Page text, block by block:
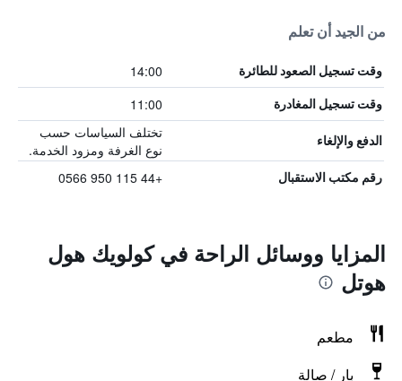
من الجيد أن تعلم
وقت تسجيل الصعود للطائرة 14:00
وقت تسجيل المغادرة 11:00
الدفع والإلغاء
تختلف السياسات حسب
نوع الغرفة ومزود الخدمة.
رقم مكتب الاستقبال +44 115 950 0566
المزايا ووسائل الراحة في كولويك هول
هوتل
مطعم
بار / صالة